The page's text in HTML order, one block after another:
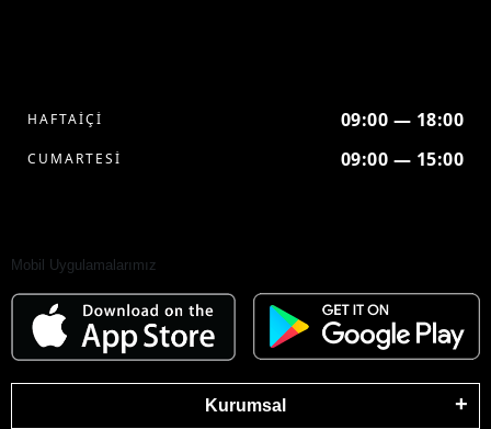
HAFTAİÇİ 09:00 — 18:00
CUMARTESİ 09:00 — 15:00
Mobil Uygulamalarımız
Kurumsal